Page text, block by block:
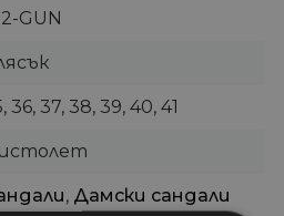
GUN
36, 37, 38, 39, 40, 41
, Дамски сандали